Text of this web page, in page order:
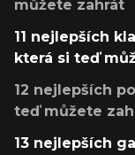
můžete zahrát
11 nejlepších
která si teď
12 nejlepších
teď můžete
13 nejlepších